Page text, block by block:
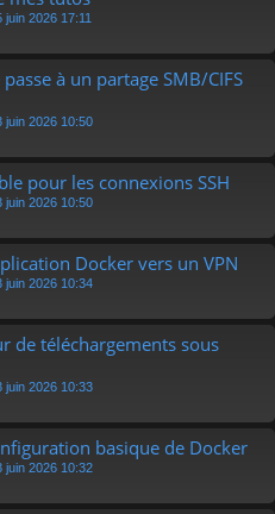
juin 2026 17:11
à un partage SMB/CIFS
juin 2026 10:50
pour les connexions SSH
juin 2026 10:50
Docker vers un VPN
juin 2026 10:34
de téléchargements sous
juin 2026 10:33
basique de Docker
juin 2026 10:32